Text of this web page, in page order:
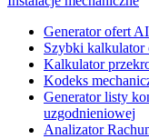
Generator ofert AI
Szybki kalkulator
Kalkulator
Kodeks
Generator listy
uzgodnieniowej
Analizator